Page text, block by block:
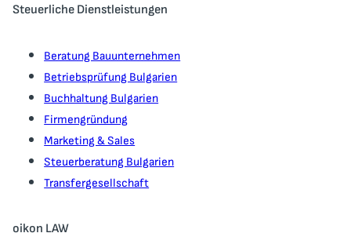
Steuerliche Dienstleistungen
Beratung Bauunternehmen
Betriebsprüfung Bulgarien
Buchhaltung Bulgarien
Firmengründung
Marketing & Sales
Steuerberatung Bulgarien
Transfergesellschaft
oikon LAW